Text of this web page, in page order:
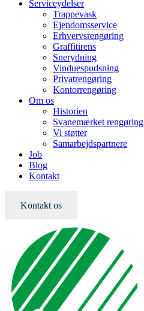
Serviceydelser
Trappevask
Ejendomsservice
Erhvervsrengøring
Graffitirens
Snerydning
Vinduespudsning
Privatrengøring
Kontorrengøring
Om os
Historien
Svanemærket rengøring
Vi støtter
Samarbejdspartnere
Job
Blog
Kontakt
Kontakt os